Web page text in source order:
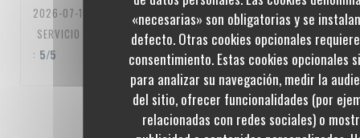
«necesarias» son obligatorias y se
defecto. Otras cookies opcionales
consentimiento. Estas cookies opcionales
para analizar su navegación, medir la
del sitio, ofrecer funcionalidades (por
relacionadas con redes sociales) o
2026-07-10
- 20:00 - INVITADOS 3
SERVICIO
AMBIENTE: 5 /5 MENÚ: 5/5 CALIDAD / PRECIO
: 5/5